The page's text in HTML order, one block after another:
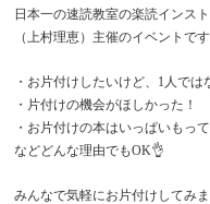
日本一の速読教室の楽読インス
（上村理恵）主催のイベントで
・お片付けしたいけど、1人では
・片付けの機会がほしかった！
・お片付けの本はいっぱいもっ
などどんな理由でもOK👌
みんなで気軽にお片付けしてみ